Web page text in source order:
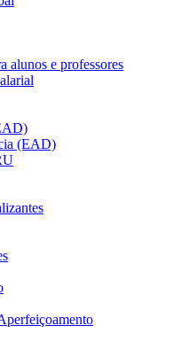
alunos e professores
(EAD)